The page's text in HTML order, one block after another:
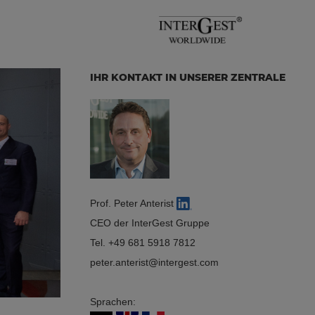
IHR KONTAKT IN UNSERER ZENTRALE
Prof. Peter Anterist
CEO der InterGest Gruppe
Tel. +49 681 5918 7812
peter.anterist
intergest.com
Sprachen: